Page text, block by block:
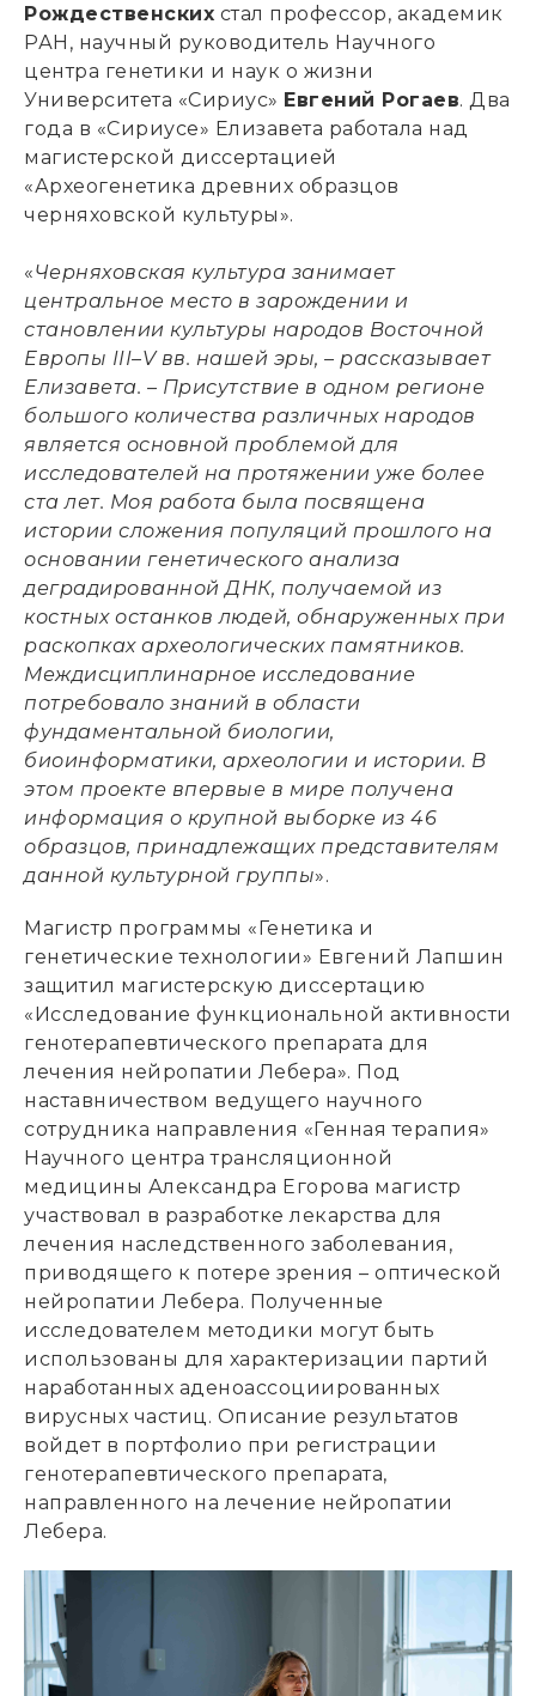
Рождественских стал профессор, академик
РАН, научный руководитель Научного
центра генетики и наук о жизни
Университета «Сириус» Евгений Рогаев. Два
года в «Сириусе» Елизавета работала над
магистерской диссертацией
«Археогенетика древних образцов
черняховской культуры».
«Черняховская культура занимает
центральное место в зарождении и
становлении культуры народов Восточной
Европы III–V вв. нашей эры, – рассказывает
Елизавета. – Присутствие в одном регионе
большого количества различных народов
является основной проблемой для
исследователей на протяжении уже более
ста лет. Моя работа была посвящена
истории сложения популяций прошлого на
основании генетического анализа
деградированной ДНК, получаемой из
костных останков людей, обнаруженных при
раскопках археологических памятников.
Междисциплинарное исследование
потребовало знаний в области
фундаментальной биологии,
биоинформатики, археологии и истории. В
этом проекте впервые в мире получена
информация о крупной выборке из 46
образцов, принадлежащих представителям
данной культурной группы».
Магистр программы «Генетика и
генетические технологии» Евгений Лапшин
защитил магистерскую диссертацию
«Исследование функциональной активности
генотерапевтического препарата для
лечения нейропатии Лебера». Под
наставничеством ведущего научного
сотрудника направления «Генная терапия»
Научного центра трансляционной
медицины Александра Егорова магистр
участвовал в разработке лекарства для
лечения наследственного заболевания,
приводящего к потере зрения – оптической
нейропатии Лебера. Полученные
исследователем методики могут быть
использованы для характеризации партий
наработанных аденоассоциированных
вирусных частиц. Описание результатов
войдет в портфолио при регистрации
генотерапевтического препарата,
направленного на лечение нейропатии
Лебера.